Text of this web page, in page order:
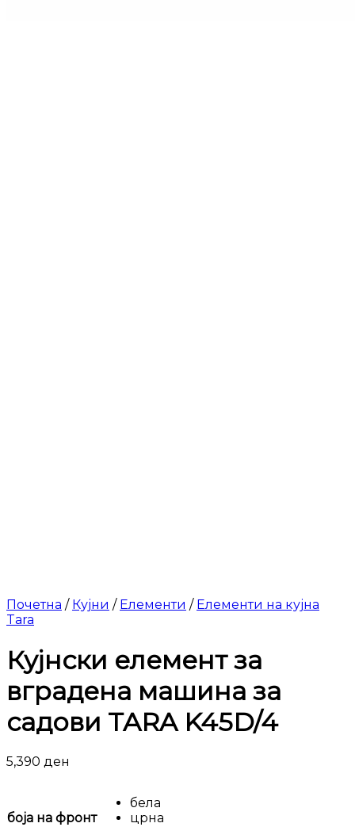
Почетна / Кујни / Елементи / Елементи на кујна
Tara
Кујнски елемент за
вградена машина за
садови TARA K45D/4
5,390 ден
боја на фронт
бела
црна